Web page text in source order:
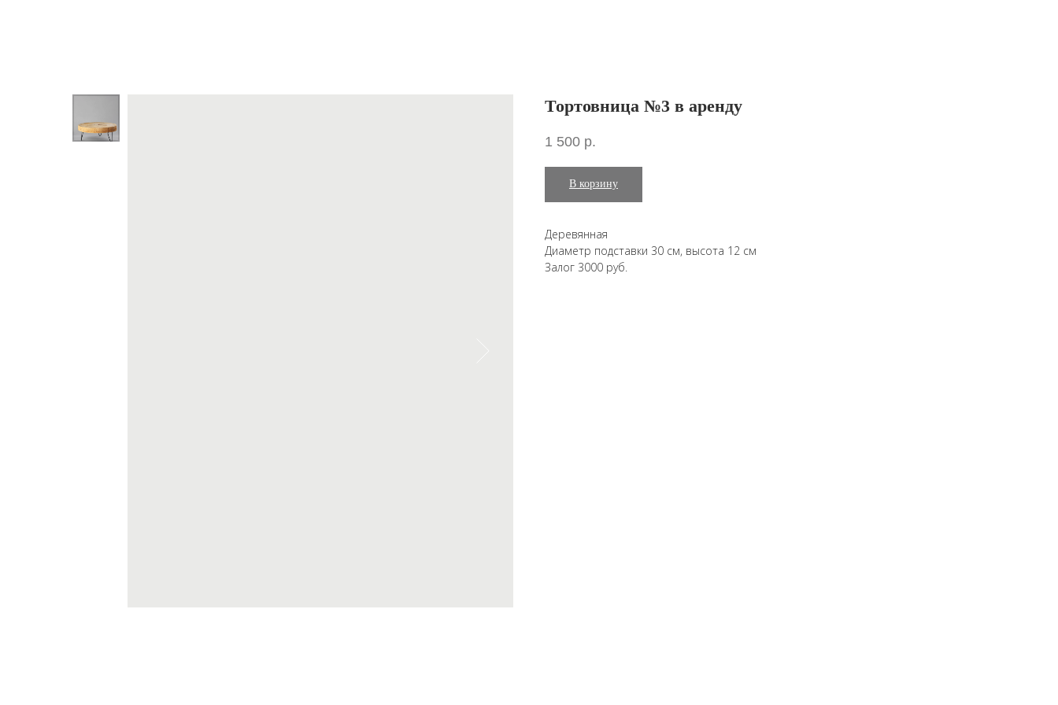
Тортовница №3 в аренду
1 500 р.
В корзину
Деревянная
Диаметр подставки 30 см, высота 12 см
Залог 3000 руб.